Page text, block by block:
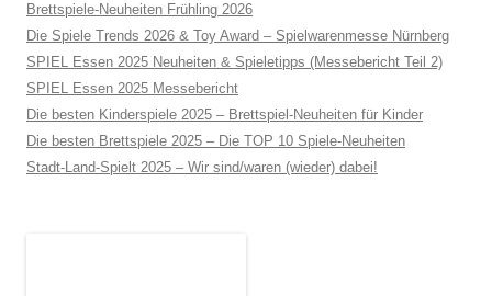
Brettspiele-Neuheiten Frühling 2026
Die Spiele Trends 2026 & Toy Award – Spielwarenmesse Nürnberg
SPIEL Essen 2025 Neuheiten & Spieletipps (Messebericht Teil 2)
SPIEL Essen 2025 Messebericht
Die besten Kinderspiele 2025 – Brettspiel-Neuheiten für Kinder
Die besten Brettspiele 2025 – Die TOP 10 Spiele-Neuheiten
Stadt-Land-Spielt 2025 – Wir sind/waren (wieder) dabei!